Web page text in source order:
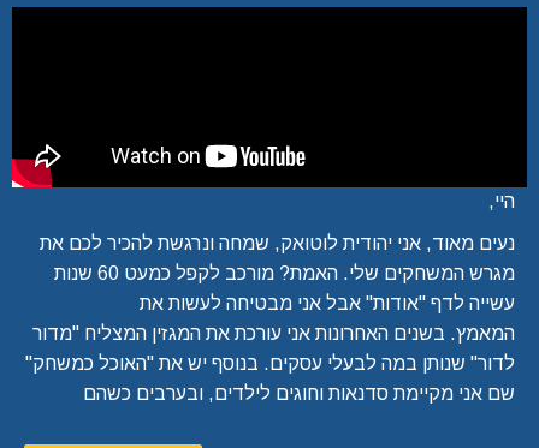
היי,
נעים מאוד, אני יהודית לוטואק, שמחה ונרגשת להכיר לכם את
מגרש המשחקים שלי. האמת? מורכב לקפל כמעט 60 שנות
עשייה לדף "אודות" אבל אני מבטיחה לעשות את
המאמץ. בשנים האחרונות אני עורכת את המגזין המצליח "מדור
לדור" שנותן במה לבעלי עסקים. בנוסף יש את "האוכל כמשחק"
שם אני מקיימת סדנאות וחוגים לילדים, ובערבים כשהם